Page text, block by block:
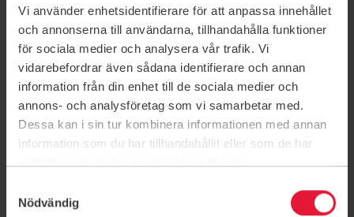
Vi använder enhetsidentifierare för att anpassa innehållet
och annonserna till användarna, tillhandahålla funktioner
för sociala medier och analysera vår trafik. Vi
vidarebefordrar även sådana identifierare och annan
information från din enhet till de sociala medier och
annons- och analysföretag som vi samarbetar med.
Dessa kan i sin tur kombinera informationen med annan
information som du har tillhandahållit eller som de har
Nödvändig
Woluwepark,
Brussel
Buiten trainen
Rue du Bemel, "Chien vert" bus 36
Contactgegevens